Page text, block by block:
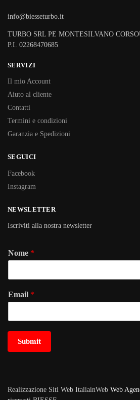
info@biesseturbo.it
TURBO SRL PE MONTESILVANO
P.I. 02268470685
SERVIZI
Il mio Account
Aiuto al cliente
Contatti
Termini e condizioni
Garanzia e Spedizioni
SEGUICI
Facebook
Instagram
NEWSLETTER
Iscriviti alla nostra newsletter
Nome *
Email *
Submit
Realizzazione Siti Web ItaliainWeb Web